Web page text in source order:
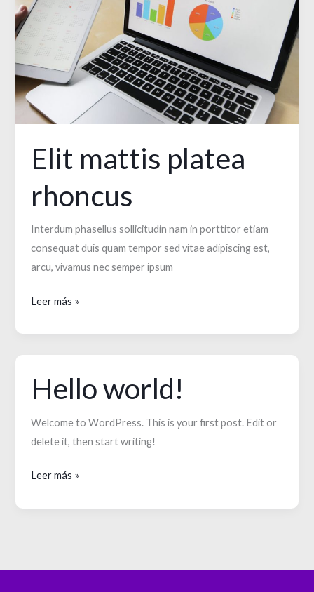
Elit mattis platea
rhoncus
Interdum phasellus sollicitudin nam in porttitor etiam
consequat duis quam tempor sed vitae adipiscing est,
arcu, vivamus nec semper ipsum
Elit
Leer más »
Hello world!
Welcome to WordPress. This is your first post. Edit or
delete it, then start writing!
Hello
Leer más »